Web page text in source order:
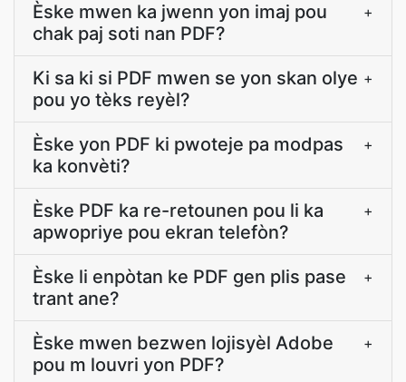
Èske mwen ka jwenn yon imaj pou
chak paj soti nan PDF?
+
Ki sa ki si PDF mwen se yon skan olye
pou yo tèks reyèl?
+
Èske yon PDF ki pwoteje pa modpas
ka konvèti?
+
Èske PDF ka re-retounen pou li ka
apwopriye pou ekran telefòn?
+
Èske li enpòtan ke PDF gen plis pase
trant ane?
+
Èske mwen bezwen lojisyèl Adobe
pou m louvri yon PDF?
+